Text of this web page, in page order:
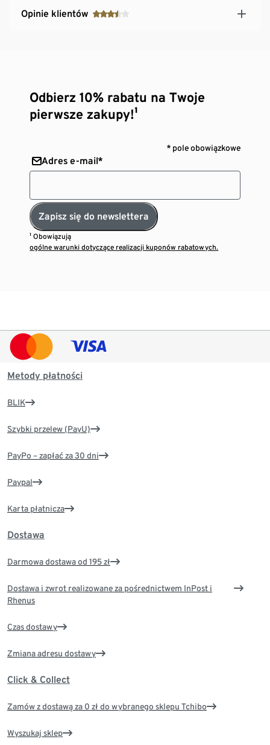
Opinie klientów
Odbierz 10% rabatu na Twoje
pierwsze zakupy!¹
* pole obowiązkowe
Adres e-mail*
Zapisz się do newslettera
¹ Obowiązują
ogólne warunki dotyczące realizacji kuponów rabatowych.
Metody płatności
BLIK
Szybki przelew (PayU)
PayPo – zapłać za 30 dni
Paypal
Karta płatnicza
Dostawa
Darmowa dostawa od 195 zł
Dostawa i zwrot realizowane za pośrednictwem InPost i
Rhenus
Czas dostawy
Zmiana adresu dostawy
Click & Collect
Zamów z dostawą za 0 zł do wybranego sklepu Tchibo
Wyszukaj sklep